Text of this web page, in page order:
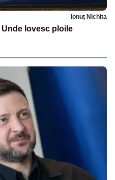
Ionuț Nichita
lovesc ploile